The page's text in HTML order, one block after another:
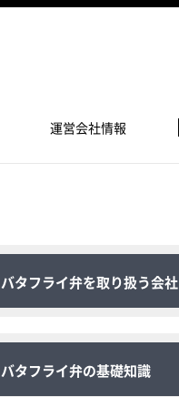
運営会社情報
バタフライ弁を取り扱う会社
バタフライ弁の基礎知識